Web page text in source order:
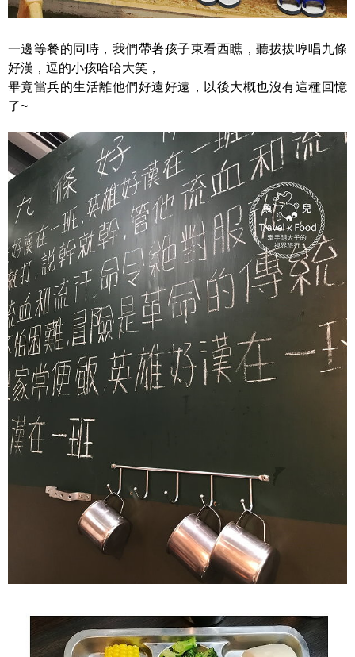
一邊等餐的同時，我們帶著孩子東看西瞧，聽拔拔哼唱九條
好漢，逗的小孩哈哈大笑，
畢竟當兵的生活離他們好遠好遠，以後大概也沒有這種回憶
了~